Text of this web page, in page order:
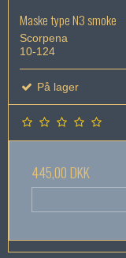
Maske type N3 smoke
Scorpena
10-124
På lager
445,00 DKK